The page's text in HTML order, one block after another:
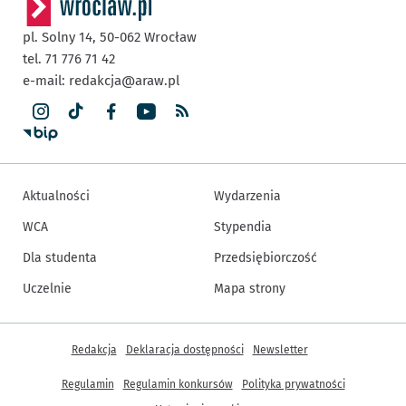
pl. Solny 14, 50-062 Wrocław
tel. 71 776 71 42
e-mail: redakcja@araw.pl
Aktualności
WCA
Dla studenta
Uczelnie
Wydarzenia
Stypendia
Przedsiębiorczość
Mapa strony
Inne informacje
Redakcja Deklaracja dostępności Newsletter
Regulamin Regulamin konkursów
Polityka prywatności